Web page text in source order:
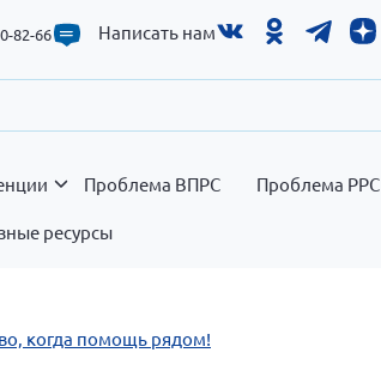
82-66 Написать нам
Проблема ВПРС Проблема РРС
ресурсы
когда помощь рядом!